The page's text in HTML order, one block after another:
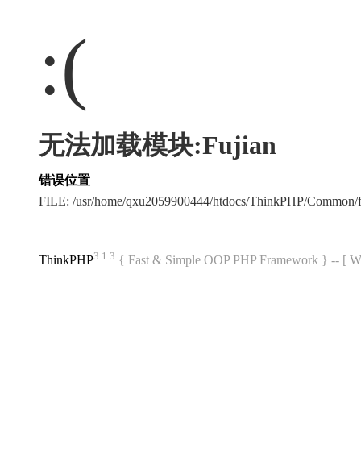
:(
无法加载模块:Fujian
错误位置
FILE: /usr/home/qxu2059900444/htdocs/ThinkPHP/
ThinkPHP3.1.3 { Fast & Simple OOP PHP Framework } -- [